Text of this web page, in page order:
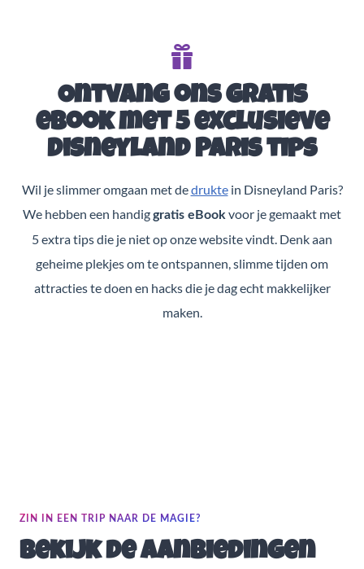
Ontvang ons gratis
eBook met 5 exclusieve
Disneyland Paris tips
Wil je slimmer omgaan met dedruktein Disneyland Paris?
We hebben een handiggratis eBook voor je gemaakt met
5 extra tips die je niet op onze website vindt. Denk aan
geheime plekjes om te ontspannen, slimme tijden om
attracties te doen en hacks die je dag echt makkelijker
maken.
ZIN IN EEN TRIP NAAR DE MAGIE?
Bekijk de aanbiedingen